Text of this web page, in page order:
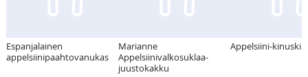
Espanjalainen
appelsiinipaahtovanukas
Marianne
Appelsiinivalkosuklaa-
juustokakku
Appelsiini-